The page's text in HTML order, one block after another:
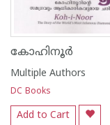
കോഹിനൂർ
Multiple Authors
DC Books
Add to Cart